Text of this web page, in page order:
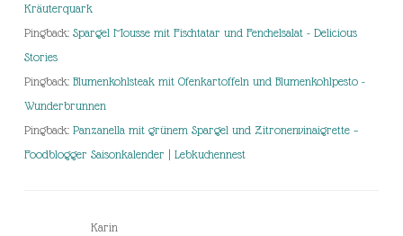
Kräuterquark
Pingback: Spargel Mousse mit Fischtatar und Fenchelsalat - Delicious
Stories
Pingback: Blumenkohlsteak mit Ofenkartoffeln und Blumenkohlpesto -
Wunderbrunnen
Pingback: Panzanella mit grünem Spargel und Zitronenvinaigrette –
Foodblogger Saisonkalender | Lebkuchennest
Karin